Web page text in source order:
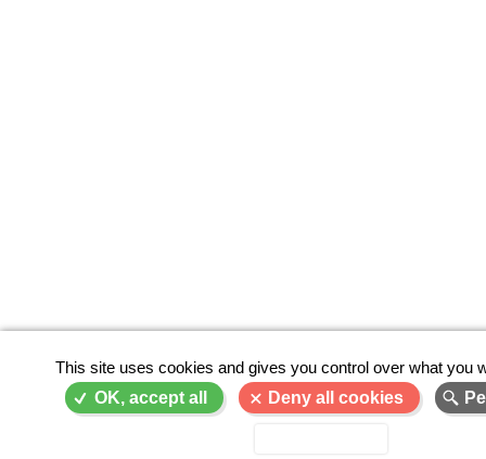
This site uses cookies and gives you control over what you
OK, accept all
Deny all cookies